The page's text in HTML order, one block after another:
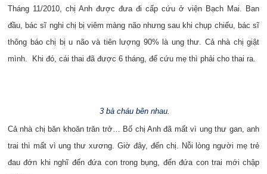
Tháng 11/2010, chị Anh được đưa đi cấp cứu ở viện Bạch Mai. Ban
đầu, bác sĩ nghi chị bị viêm màng não nhưng sau khi chụp chiếu, bác sĩ
thông báo chị bị u não và tiên lượng 90% là ung thư. Cả nhà chị giật
mình. Khi đó, cái thai đã được 6 tháng, để cứu mẹ thì phải cho thai ra.
3 bà cháu bên nhau.
Cả nhà chị băn khoăn trăn trở… Bố chị Anh đã mất vì ung thư gan, anh
trai thì mất vì ung thư xương. Giờ đây, đến chị. Nỗi lòng người mẹ trẻ
đau đớn khi nghĩ đến đứa con trong bụng, đến đứa con trai mới chập